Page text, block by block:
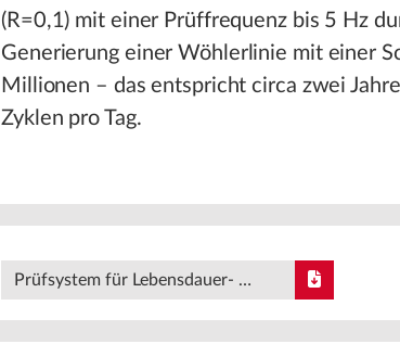
(R=0,1) mit einer Prüffrequenz bis 5 Hz
Generierung einer Wöhlerlinie mit einer
Millionen – das entspricht circa zwei
Zyklen pro Tag.
Prüfsystem für Lebensdauer- …